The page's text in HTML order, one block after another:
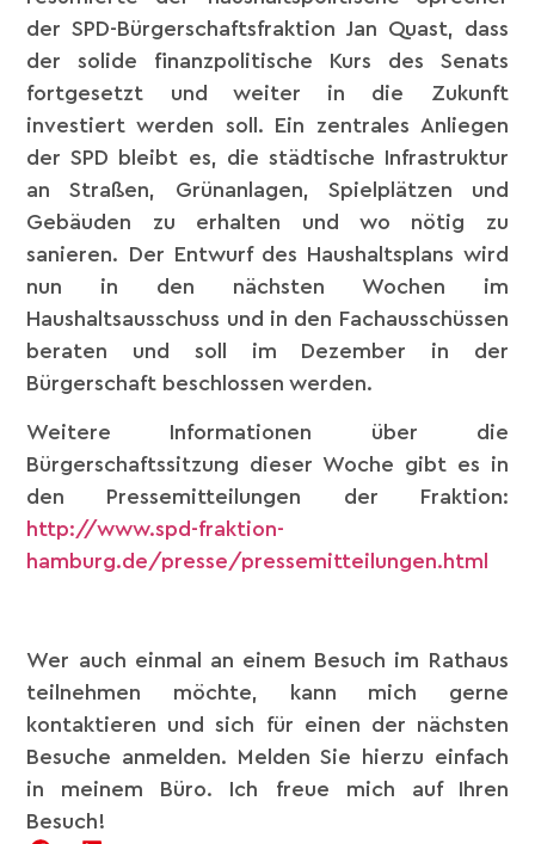
der SPD-Bürgerschaftsfraktion Jan Quast, dass
der solide finanzpolitische Kurs des Senats
fortgesetzt und weiter in die Zukunft
investiert werden soll. Ein zentrales Anliegen
der SPD bleibt es, die städtische Infrastruktur
an Straßen, Grünanlagen, Spielplätzen und
Gebäuden zu erhalten und wo nötig zu
sanieren. Der Entwurf des Haushaltsplans wird
nun in den nächsten Wochen im
Haushaltsausschuss und in den Fachausschüssen
beraten und soll im Dezember in der
Bürgerschaft beschlossen werden.
Weitere Informationen über die
Bürgerschaftssitzung dieser Woche gibt es in
den Pressemitteilungen der Fraktion:
http://www.spd-fraktion-
hamburg.de/presse/pressemitteilungen.html
Wer auch einmal an einem Besuch im Rathaus
teilnehmen möchte, kann mich gerne
kontaktieren und sich für einen der nächsten
Besuche anmelden. Melden Sie hierzu einfach
in meinem Büro. Ich freue mich auf Ihren
Besuch!